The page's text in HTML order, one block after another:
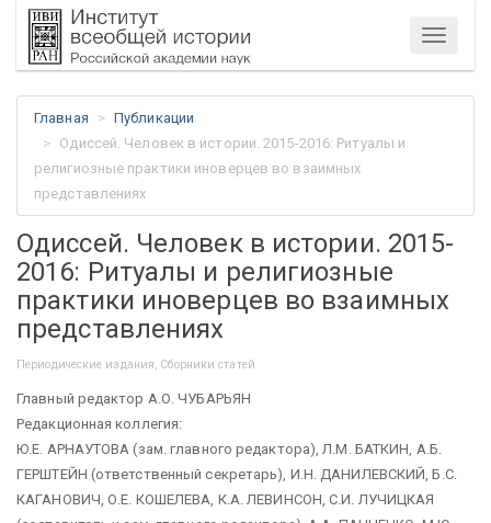
Меню
Главная
Публикации
Одиссей. Человек в истории. 2015-2016: Ритуалы и
религиозные практики иноверцев во взаимных
представлениях
Одиссей. Человек в истории. 2015-
2016: Ритуалы и религиозные
практики иноверцев во взаимных
представлениях
Периодические издания, Сборники статей
Главный редактор А.О. ЧУБАРЬЯН
Редакционная коллегия:
Ю.Е. АРНАУТОВА (зам. главного редактора), Л.М. БАТКИН, А.Б.
ГЕРШТЕЙН (ответственный секретарь), И.Н. ДАНИЛЕВСКИЙ, Б.С.
КАГАНОВИЧ, О.Е. КОШЕЛЕВА, К.А. ЛЕВИНСОН, С.И. ЛУЧИЦКАЯ